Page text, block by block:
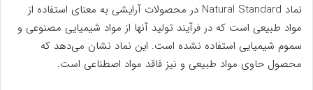
نماد Natural Standard در محصولات آرایشی به معنای استفاده از
مواد طبیعی است که در فرآیند تولید آنها از مواد شیمیایی مصنوعی و
سموم شیمیایی استفاده نشده است. این نماد نشان می‌دهد که
محصول حاوی مواد طبیعی و نیز فاقد مواد اصطناعی است.